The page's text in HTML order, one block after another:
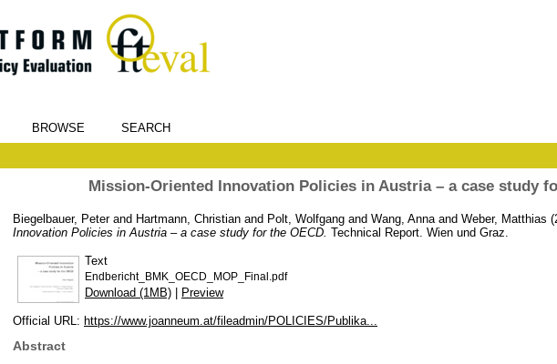
BROWSE
SEARCH
Mission-Oriented Innovation Policies in Austria – a case study
Biegelbauer, Peterand Hartmann, Christian and Polt, Wolfgang and Wang, Anna and Weber, Matthias
Innovation Policies in Austria – a case study for the OECD. Technical Report. Wien und Graz.
Text
Endbericht_BMK_OECD_MOP_Final.pdf
Download (1MB) | Preview
Official URL: https://www.joanneum.at/fileadmin/POLICIES/Publika...
Abstract